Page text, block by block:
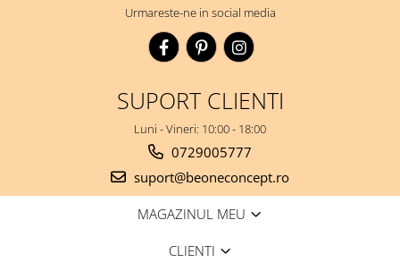
Urmareste-ne in social media
SUPORT CLIENTI
Luni - Vineri: 10:00 - 18:00
0729005777
suport@beoneconcept.ro
MAGAZINUL MEU
CLIENTI